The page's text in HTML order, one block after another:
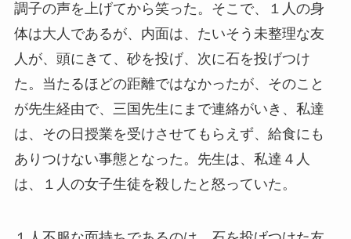
調子の声を上げてから笑った。そこで、１人の身
体は大人であるが、内面は、たいそう未整理な友
人が、頭にきて、砂を投げ、次に石を投げつけ
た。当たるほどの距離ではなかったが、そのこと
が先生経由で、三国先生にまで連絡がいき、私達
は、その日授業を受けさせてもらえず、給食にも
ありつけない事態となった。先生は、私達４人
は、１人の女子生徒を殺したと怒っていた。